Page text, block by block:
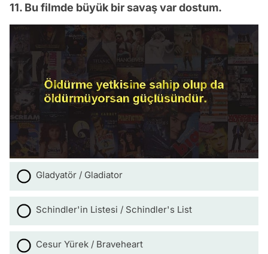
11. Bu filmde büyük bir savaş var dostum.
Gladyatör / Gladiator
Schindler'in Listesi / Schindler's List
Cesur Yürek / Braveheart